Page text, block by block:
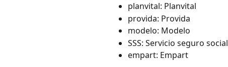
planvital: Planvital
provida: Provida
modelo: Modelo
SSS: Servicio seguro social
empart: Empart